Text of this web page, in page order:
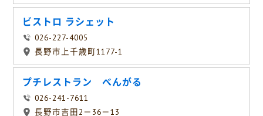
ビストロ ラシェット
026-227-4005
長野市上千歳町1177-1
プチレストラン べんがる
026-241-7611
長野市吉田2－36－13